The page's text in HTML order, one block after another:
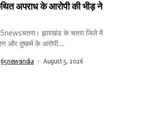
अपराध के आरोपी की भीड़ ने
झारखंड के चतरा जिले में
और दुष्कर्म के आरोपी...
August 5, 2026